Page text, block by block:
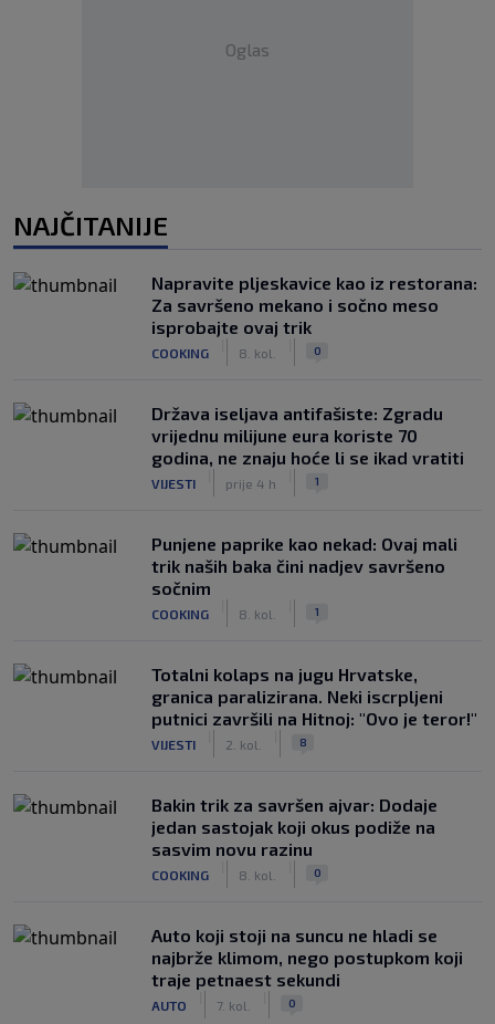
Oglas
NAJČITANIJE
Napravite pljeskavice kao iz restorana:
Za savršeno mekano i sočno meso
isprobajte ovaj trik
COOKING 8. kol. 0
Država iseljava antifašiste: Zgradu
vrijednu milijune eura koriste 70
godina, ne znaju hoće li se ikad vratiti
VIJESTI prije 4 h 1
Punjene paprike kao nekad: Ovaj mali
trik naših baka čini nadjev savršeno
sočnim
COOKING 8. kol. 1
Totalni kolaps na jugu Hrvatske,
granica paralizirana. Neki iscrpljeni
putnici završili na Hitnoj: "Ovo je teror!"
VIJESTI 2. kol. 8
Bakin trik za savršen ajvar: Dodaje
jedan sastojak koji okus podiže na
sasvim novu razinu
COOKING 8. kol. 0
Auto koji stoji na suncu ne hladi se
najbrže klimom, nego postupkom koji
traje petnaest sekundi
AUTO 7. kol. 0